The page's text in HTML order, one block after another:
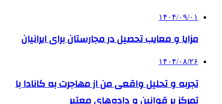
۱۴۰۴/۰۹/۰۱
مزایا و معایب تحصیل در مجارستان برای ایرانیان
۱۴۰۴/۰۸/۲۶
تجربه و تحلیل واقعی من از مهاجرت به کانادا با
تمرکز بر قوانین و داده‌های معتبر